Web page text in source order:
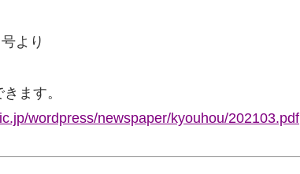
より
ます。
wordpress/newspaper/kyouhou/202103.pdf